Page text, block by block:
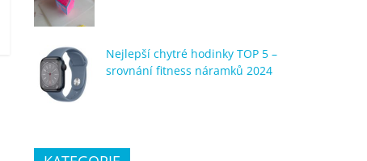
Nejlepší chytré hodinky TOP 5 –
srovnání fitness náramků 2024